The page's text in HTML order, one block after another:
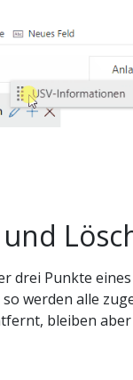
drei Punkte
werden alle
bleiben